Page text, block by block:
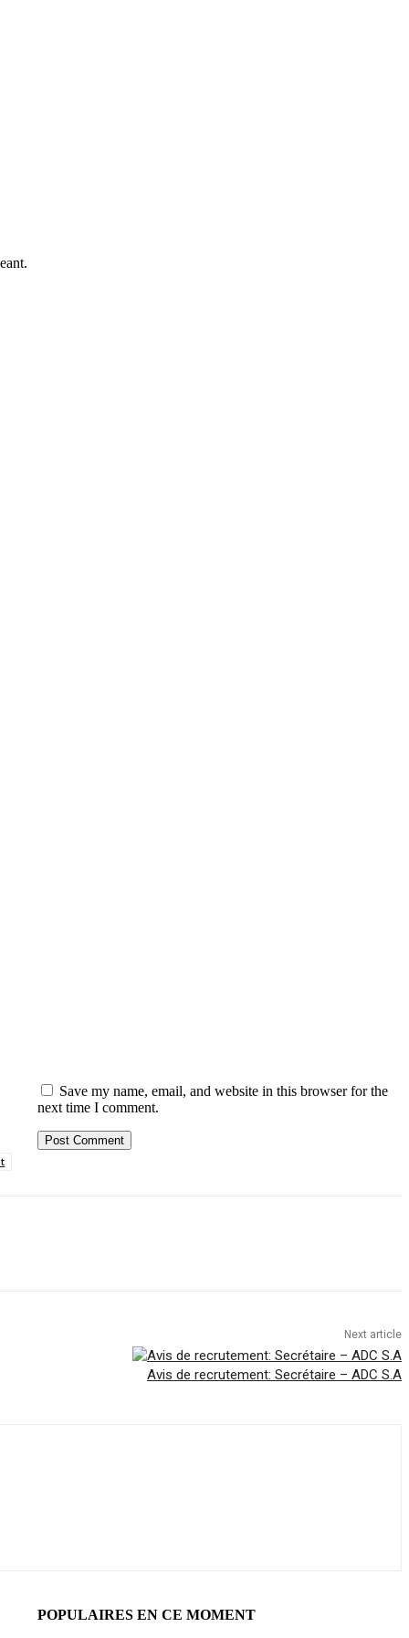
Save my name, email, and website in this browser for the
next time I comment.
Next article
Avis de recrutement: Secrétaire – ADC S.A
POPULAIRES EN CE MOMENT